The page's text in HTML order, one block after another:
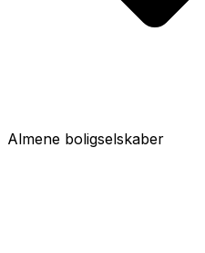
Almene boligselskaber